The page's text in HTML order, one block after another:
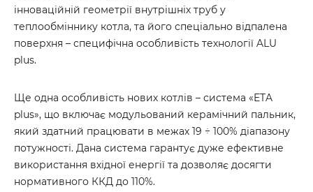
інноваційній геометрії внутрішніх труб у
теплообміннику котла, та його спеціально відпалена
поверхня – специфічна особливість технології ALU
plus.
Ще одна особливість нових котлів – система «ETA
plus», що включає модульований керамічний пальник,
який здатний працювати в межах 19 ÷ 100% діапазону
потужності. Дана система гарантує дуже ефективне
використання вхідної енергії та дозволяє досягти
нормативного ККД до 110%.